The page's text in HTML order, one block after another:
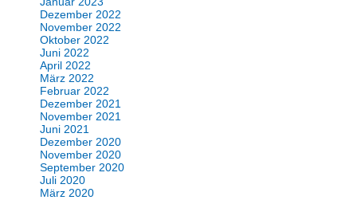
Dezember 2022
November 2022
Oktober 2022
Juni 2022
April 2022
März 2022
Februar 2022
Dezember 2021
November 2021
Juni 2021
Dezember 2020
November 2020
September 2020
Juli 2020
März 2020